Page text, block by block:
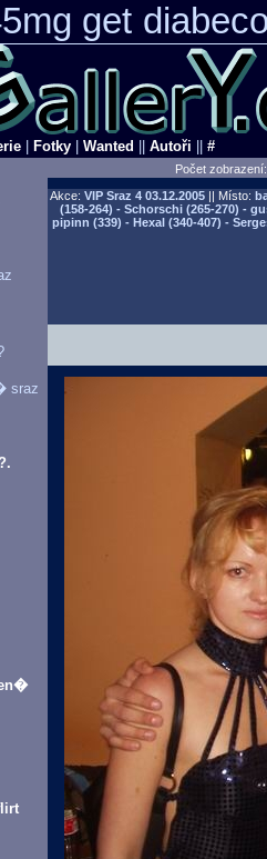
get
Fotky Wanted Autoři #
Počet
sraz
Akce: VIP Sraz 403.12.2005|| Místo:
(158-264) - Schorschi (265-270) -
pipinn (339) - Hexal (340-407) -